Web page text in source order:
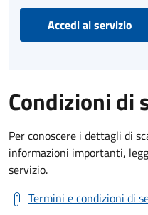
Accedi al servizio
Condizioni di
Per conoscere i dettagli di
informazioni importanti,
servizio.
Termini e condizioni di